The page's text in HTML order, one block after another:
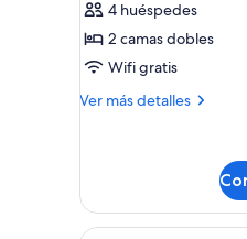
de
Habitación
Deluxe,
2
4 huéspedes
2 camas dobles
Wifi gratis
Ver más detalles
Más
2
camas